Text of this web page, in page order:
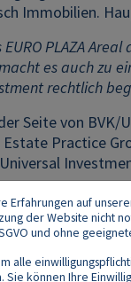
Immobilien.
EURO PLAZA
es auch zu
rechtlich
Seite von BVK/
Estate Practice
Erfahrungen auf
der Website
und ohne
um alle
Sie können Ihre